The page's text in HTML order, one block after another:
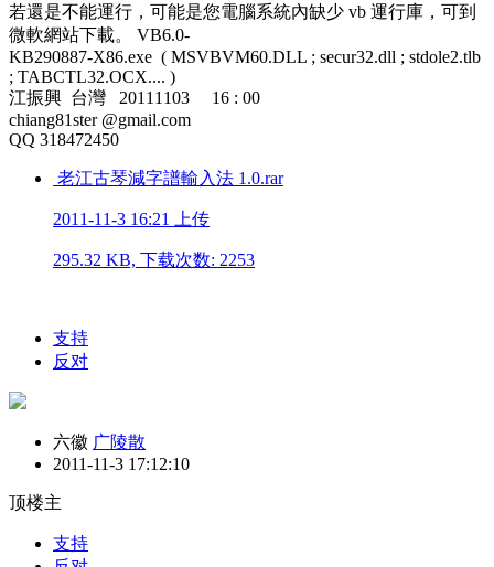
若還是不能運行，可能是您電腦系統內缺少 vb 運行庫，可到
微軟網站下載。 VB6.0-
KB290887-X86.exe ( MSVBVM60.DLL ; secur32.dll ; stdole2.tlb
; TABCTL32.OCX.... )
江振興 台灣 20111103 16 : 00
chiang81ster @gmail.com
QQ 318472450
老江古琴減字譜輸入法 1.0.rar
2011-11-3 16:21 上传
295.32 KB, 下载次数: 2253
支持
反对
六徽 广陵散
2011-11-3 17:12:10
顶楼主
支持